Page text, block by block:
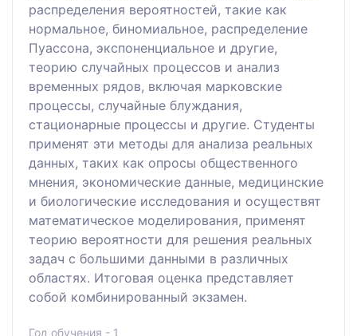
распределения вероятностей, такие как
нормальное, биномиальное, распределение
Пуассона, экспоненциальное и другие,
теорию случайных процессов и анализ
временных рядов, включая марковские
процессы, случайные блуждания,
стационарные процессы и другие. Студенты
применят эти методы для анализа реальных
данных, таких как опросы общественного
мнения, экономические данные, медицинские
и биологические исследования и осуществят
математическое моделирования, применят
теорию вероятности для решения реальных
задач с большими данными в различных
областях. Итоговая оценка представляет
собой комбинированный экзамен.
Год обучения - 1